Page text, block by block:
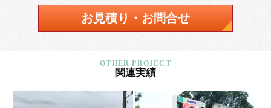
お見積り・お問合せ
関連実績